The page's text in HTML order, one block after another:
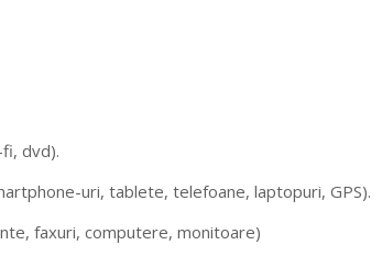
dvd).
uri, tablete, telefoane, laptopuri, GPS).
faxuri, computere, monitoare)